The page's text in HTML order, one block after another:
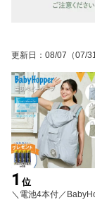
更新日 ： 08/07 （07/
1 位
＼電池4本付／